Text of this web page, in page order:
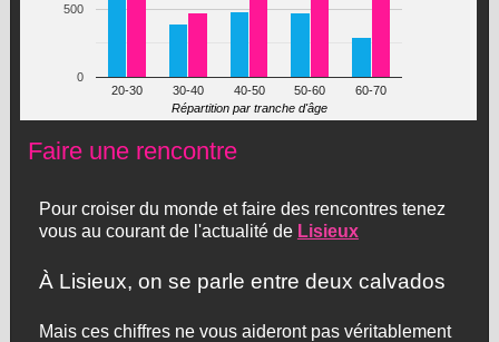
20-30 30-40 40-50 50-60 60-70
0
500
Répartition par tranche d'âge
Faire une rencontre
Pour croiser du monde et faire des rencontres tenez
vous au courant de l'actualité de Lisieux
À Lisieux, on se parle entre deux calvados
Mais ces chiffres ne vous aideront pas véritablement